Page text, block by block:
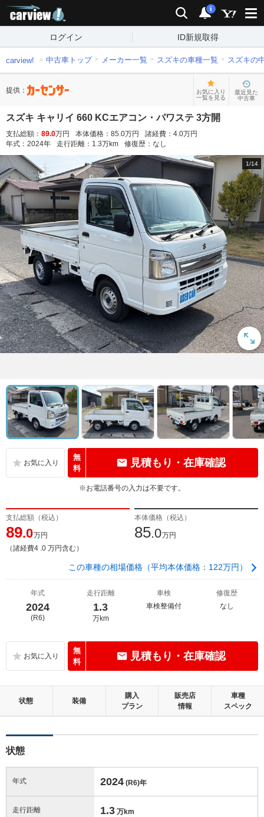
検索 通知
i
ログイン ID新規取得
carview! 中古車トップ メーカー一覧 スズキの車種一覧 スズキの
提供：
お気に入り
一覧を見る
最近見た
中古車
スズキ キャリイ 660 KCエアコン・パワステ 3方開
支払総額： 89.0万円 本体価格： 85.0万円 諸経費： 4.0万円
年式： 2024年 走行距離： 1.3万km 修復歴： なし
1/14
無
料
見積もり・在庫確認
※お電話番号の入力は不要です。
支払総額（税込）
89.0万円
（諸経費4 .0 万円含む）
本体価格（税込）
85.0万円
この車種の相場価格（平均本体価格：122万円）
年式
2024
(R6)
走行距離
1.3
万km
車検
車検整備付
修復歴
なし
無
料
見積もり・在庫確認
状態 装備
購入
プラン
販売店
情報
車種
スペック
状態
年式 2024 (R6)年
走行距離 1.3 万km